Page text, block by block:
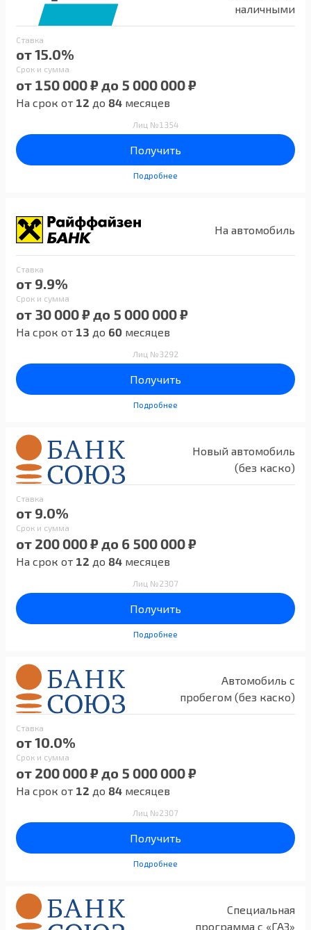
наличными
Ставка
от 15.0%
Срок и сумма
от 150 000 ₽ до 5 000 000 ₽
На срок от 12 до 84 месяцев
Лиц №1354
Получить
Подробнее
На автомобиль
Ставка
от 9.9%
Срок и сумма
от 30 000 ₽ до 5 000 000 ₽
На срок от 13 до 60 месяцев
Лиц №3292
Получить
Подробнее
Новый автомобиль
(без каско)
Ставка
от 9.0%
Срок и сумма
от 200 000 ₽ до 6 500 000 ₽
На срок от 12 до 84 месяцев
Лиц №2307
Получить
Подробнее
Автомобиль с
пробегом (без каско)
Ставка
от 10.0%
Срок и сумма
от 200 000 ₽ до 5 000 000 ₽
На срок от 12 до 84 месяцев
Лиц №2307
Получить
Подробнее
Специальная
программа с «ГАЗ»